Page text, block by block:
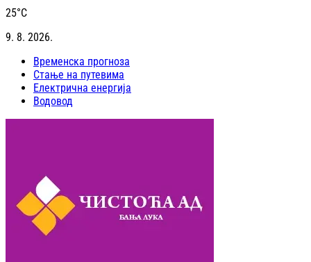
25°C
9. 8. 2026.
Временска прогноза
Стање на путевима
Електрична енергија
Водовод